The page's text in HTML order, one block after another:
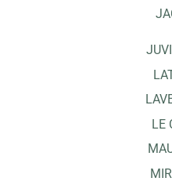
LE